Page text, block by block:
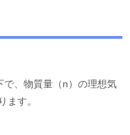
で、物質量（n）の理想気
ます。